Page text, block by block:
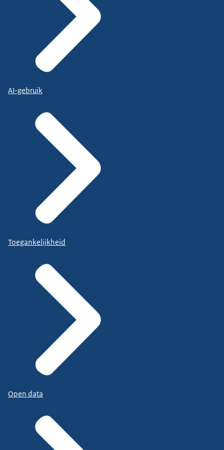
AI-gebruik
Toegankelijkheid
Open data